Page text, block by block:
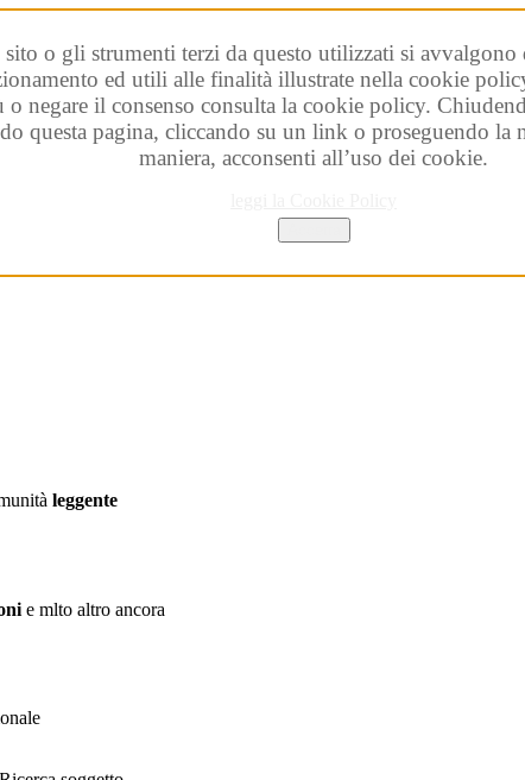
sito o gli strumenti terzi da questo utilizzati si avvalgono
ed utili alle finalità illustrate nella cookie
o negare il consenso consulta la cookie policy.
questa pagina, cliccando su un link o proseguendo la
maniera, acconsenti all’uso dei cookie.
leggente
e mlto altro ancora